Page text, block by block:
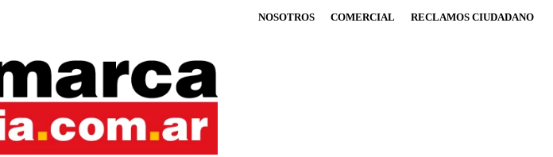
NOSOTROS COMERCIAL RECLAMOS CIUDADANO